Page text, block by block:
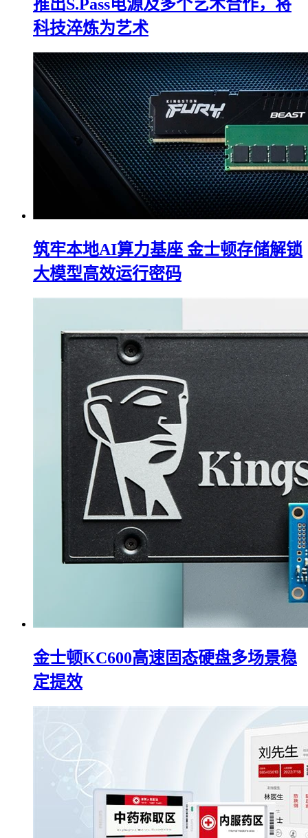
推出S.Pass电源及多个艺术合作，将
科技淬炼为艺术
筑牢本地AI算力基座 金士顿存储解锁
大模型高效运行密码
金士顿KC600高速固态硬盘多场景稳
定提效